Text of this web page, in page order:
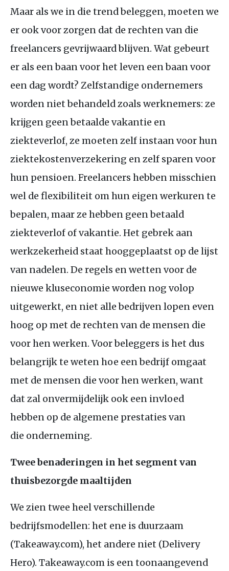
Maar als we in die trend beleggen, moeten we
er ook voor zorgen dat de rechten van die
freelancers gevrijwaard blijven. Wat gebeurt
er als een baan voor het leven een baan voor
een dag wordt? Zelfstandige ondernemers
worden niet behandeld zoals werknemers: ze
krijgen geen betaalde vakantie en
ziekteverlof, ze moeten zelf instaan voor hun
ziektekostenverzekering en zelf sparen voor
hun pensioen. Freelancers hebben misschien
wel de flexibiliteit om hun eigen werkuren te
bepalen, maar ze hebben geen betaald
ziekteverlof of vakantie. Het gebrek aan
werkzekerheid staat hooggeplaatst op de lijst
van nadelen. De regels en wetten voor de
nieuwe kluseconomie worden nog volop
uitgewerkt, en niet alle bedrijven lopen even
hoog op met de rechten van de mensen die
voor hen werken. Voor beleggers is het dus
belangrijk te weten hoe een bedrijf omgaat
met de mensen die voor hen werken, want
dat zal onvermijdelijk ook een invloed
hebben op de algemene prestaties van
die onderneming.
Twee benaderingen in het segment van
thuisbezorgde maaltijden
We zien twee heel verschillende
bedrijfsmodellen: het ene is duurzaam
(Takeaway.com), het andere niet (Delivery
Hero). Takeaway.com is een toonaangevend